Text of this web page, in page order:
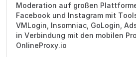
Moderation auf großen
Facebook und Instagram mit
VMLogin, Insomniac, GoLogin,
in Verbindung mit den mobilen
OnlineProxy.io